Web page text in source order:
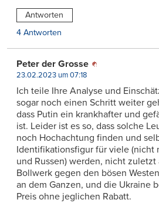
Antworten
4 Antworten
Peter der Grosse
23.02.2023 um 07:18
Ich teile Ihre Analyse und
sogar noch einen Schritt weiter
dass Putin ein krankhafter und
ist. Leider ist es so, dass solche
noch Hochachtung finden und
Identifikationsfigur für viele (nicht
und Russen) werden, nicht
Bollwerk gegen den bösen
an dem Ganzen, und die Ukraine
Preis ohne jeglichen Rabatt.